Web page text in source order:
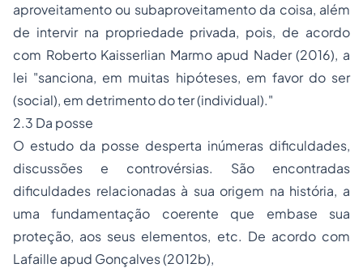
aproveitamento ou subaproveitamento da coisa, além
de intervir na propriedade privada, pois, de acordo
com Roberto Kaisserlian Marmo apud Nader (2016), a
lei "sanciona, em muitas hipóteses, em favor do ser
(social), em detrimento do ter (individual)."
2.3 Da posse
O estudo da posse desperta inúmeras dificuldades,
discussões e controvérsias. São encontradas
dificuldades relacionadas à sua origem na história, a
uma fundamentação coerente que embase sua
proteção, aos seus elementos, etc. De acordo com
Lafaille apud Gonçalves (2012b),